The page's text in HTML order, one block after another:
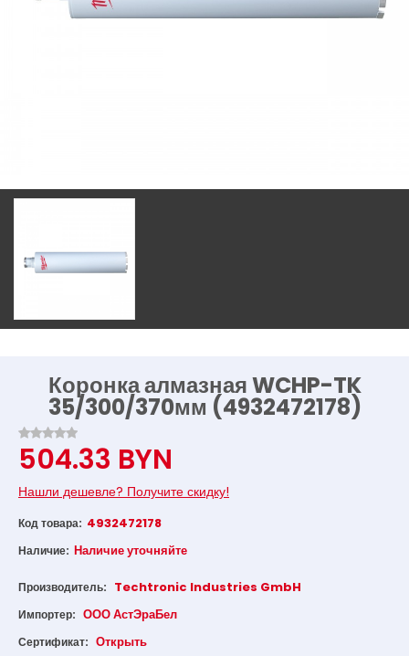
Коронка алмазная WCHP-TK
35/300/370мм (4932472178)
504.33 BYN
Нашли дешевле? Получите скидку!
Код товара: 4932472178
Наличие: Наличие уточняйте
Производитель: Techtronic Industries GmbH
Импортер: ООО АстЭраБел
Сертификат: Открыть